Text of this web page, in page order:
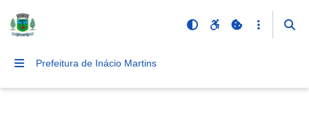
Prefeitura de Inácio Martins